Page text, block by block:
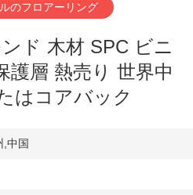
のフロアーリング
ド 木材 SPC ビニ
護層 熱売り 世界中
はコアバック
,中国